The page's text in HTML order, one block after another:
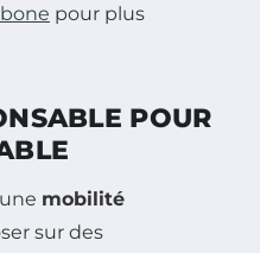
pour plus
POUR
mobilité
sur des